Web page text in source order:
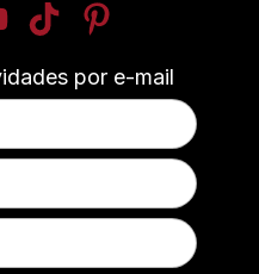
por e-mail